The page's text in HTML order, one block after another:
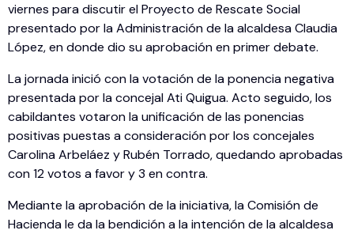
viernes para discutir el Proyecto de Rescate Social
presentado por la Administración de la alcaldesa Claudia
López, en donde dio su aprobación en primer debate.
La jornada inició con la votación de la ponencia negativa
presentada por la concejal Ati Quigua. Acto seguido, los
cabildantes votaron la unificación de las ponencias
positivas puestas a consideración por los concejales
Carolina Arbeláez y Rubén Torrado, quedando aprobadas
con 12 votos a favor y 3 en contra.
Mediante la aprobación de la iniciativa, la Comisión de
Hacienda le da la bendición a la intención de la alcaldesa